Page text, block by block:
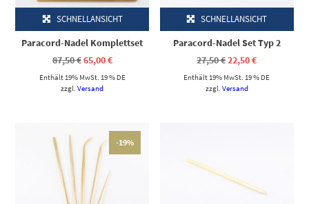
SCHNELLANSICHT
Paracord-Nadel Komplettset
87,50€Ursprünglicher
Preis
war:
87,50 €
65,00€Aktueller
ist:
Enthält 19% MwSt. 19 % DE
zzgl.Versand
SCHNELLANSICHT
Paracord-Nadel Set Typ 2
27,50€Ursprünglicher
Preis
war:
27,50 €
22,50€Aktueller
ist:
Enthält 19% MwSt. 19 % DE
zzgl. Versand
-19%